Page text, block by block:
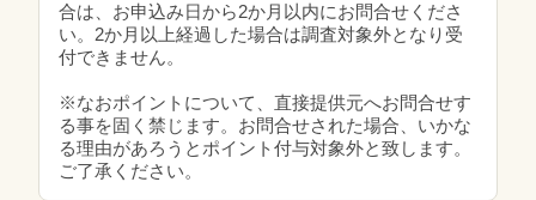
合は、お申込み日から2か月以内にお問合せくださ
い。2か月以上経過した場合は調査対象外となり受
付できません。
※なおポイントについて、直接提供元へお問合せす
る事を固く禁じます。お問合せされた場合、いかな
る理由があろうとポイント付与対象外と致します。
ご了承ください。